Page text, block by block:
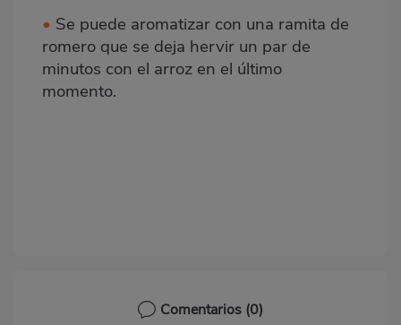
• Se puede aromatizar con una ramita de
romero que se deja hervir un par de
minutos con el arroz en el último
momento.
Comentarios (0)